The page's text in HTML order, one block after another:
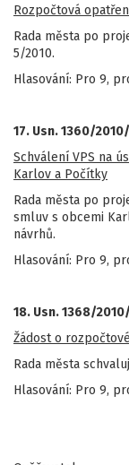
Rozpočtová
Rada města po
5/2010.
Hlasování: Pro 9,
17. Usn. 1360/2010/
Schválení VPS na
Karlov a Počítky
Rada města po
smluv s obcemi
návrhů.
Hlasování: Pro 9,
18. Usn. 1368/
Žádost o
Rada města
Hlasování: Pro 9,